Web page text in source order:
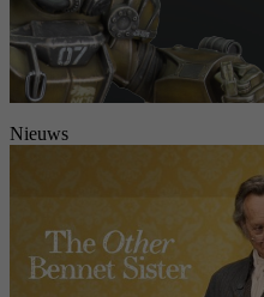
Nieuws